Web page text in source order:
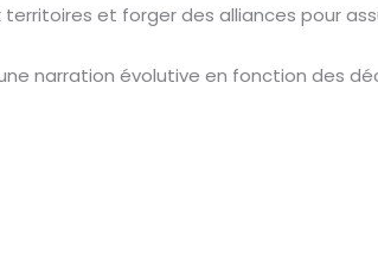
et forger des alliances pour
narration évolutive en fonction des